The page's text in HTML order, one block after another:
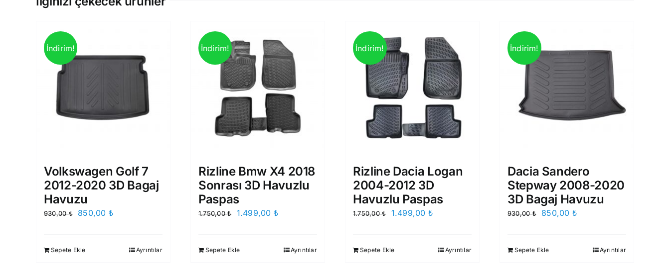
İndirim!
Volkswagen Golf 7
2012-2020 3D Bagaj
Havuzu
930,00₺
Orijinal
850,00 ₺
850,00 ₺.
Sepete Ekle Ayrıntılar
İndirim!
Rizline Bmw X4 2018
Sonrası 3D Havuzlu
Paspas
1.750,00₺
Orijinal
1.499,00 ₺
1.499,00 ₺.
Sepete Ekle Ayrıntılar
İndirim!
Rizline Dacia Logan
2004-2012 3D
Havuzlu Paspas
1.750,00₺
Orijinal
1.499,00 ₺
1.499,00 ₺.
Sepete Ekle Ayrıntılar
İndirim!
Dacia Sandero
Stepway 2008-2020
3D Bagaj Havuzu
930,00₺
Orijinal
850,00 ₺
850,00 ₺.
Sepete Ekle Ayrıntılar